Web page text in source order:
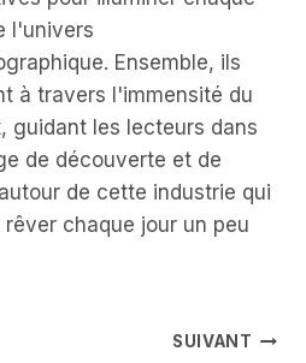
l'univers
Ensemble, ils
à travers l'immensité du
guidant les lecteurs dans
de découverte et de
de cette industrie qui
chaque jour un peu
SUIVANT